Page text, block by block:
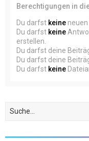
Berechtigungen in
Du darfst keine
Du darfst keine
erstellen.
Du darfst deine
Du darfst deine
Du darfst keine